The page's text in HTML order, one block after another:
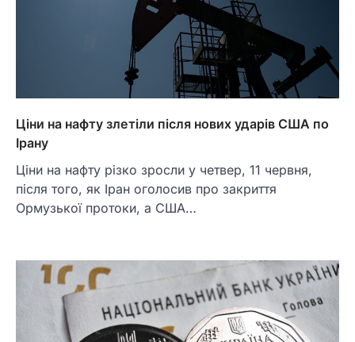
Ціни на нафту злетіли після нових ударів США по
Ірану
Ціни на нафту різко зросли у четвер, 11 червня,
після того, як Іран оголосив про закриття
Ормузької протоки, а США…